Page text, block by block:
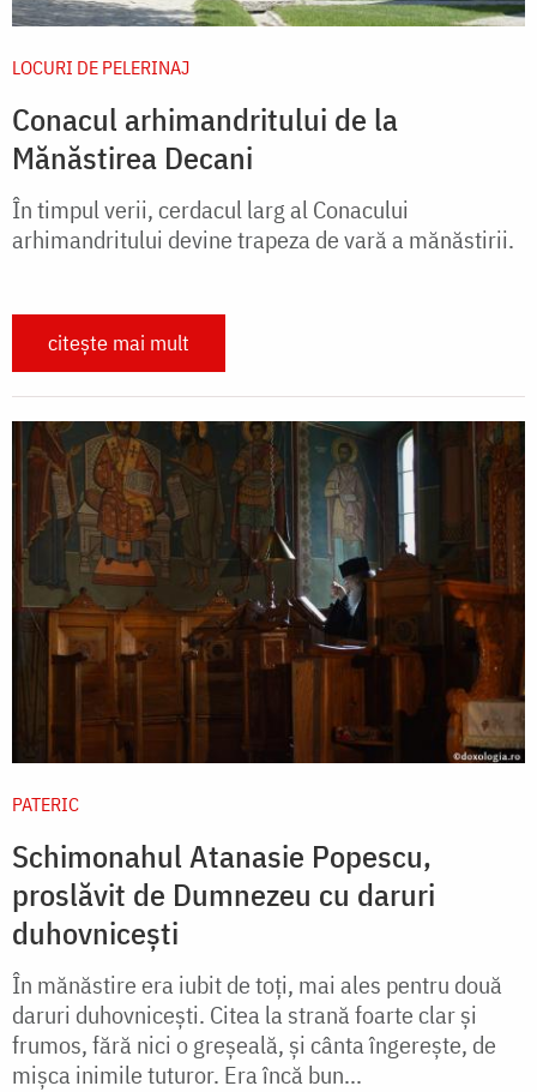
LOCURI DE PELERINAJ
Conacul arhimandritului de la
Mănăstirea Decani
În timpul verii, cerdacul larg al Conacului
arhimandritului devine trapeza de vară a mănăstirii.
citește mai mult
PATERIC
Schimonahul Atanasie Popescu,
proslăvit de Dumnezeu cu daruri
duhovnicești
În mănăstire era iubit de toţi, mai ales pentru două
daruri duhovniceşti. Citea la strană foarte clar şi
frumos, fără nici o greşeală, şi cânta îngereşte, de
mişca inimile tuturor. Era încă bun...